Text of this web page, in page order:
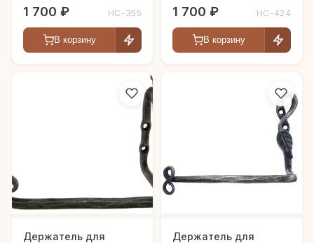
1 700 ₽ HC-355
В корзину
1 700 ₽ HC-424
В корзину
Держатель для Держатель для